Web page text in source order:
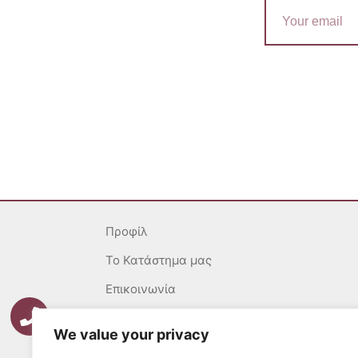
We value your privacy
Προφίλ
To Κατάστημα μας
Επικοινωνία
Ασφάλεια Συναλλαγών